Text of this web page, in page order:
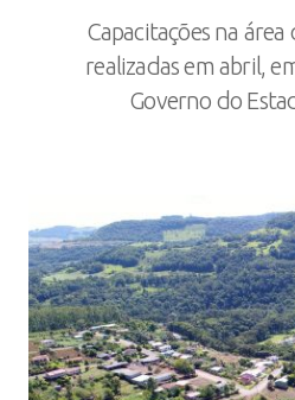
Capacitações na
realizadas em abril,
Governo do